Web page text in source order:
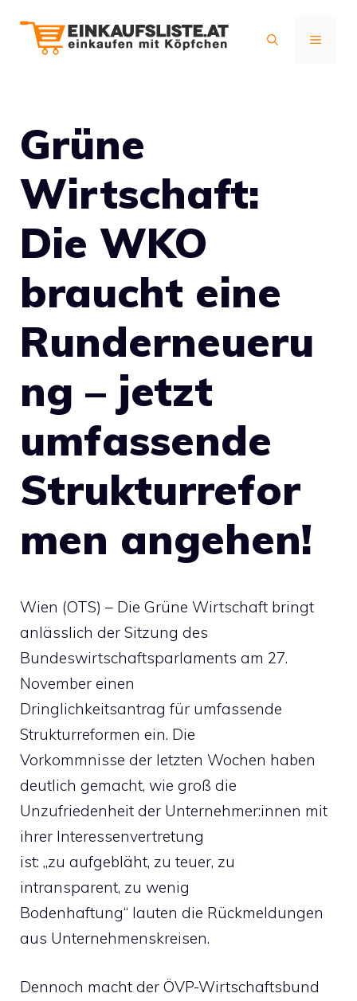
Inhalt
MENÜ
Grüne
Wirtschaft:
Die WKO
braucht eine
Runderneueru
ng – jetzt
umfassende
Strukturrefor
men angehen!
Wien (OTS) – Die Grüne Wirtschaft bringt
anlässlich der Sitzung des
Bundeswirtschaftsparlaments am 27.
November einen
Dringlichkeitsantrag für umfassende
Strukturreformen ein. Die
Vorkommnisse der letzten Wochen haben
deutlich gemacht, wie groß die
Unzufriedenheit der Unternehmer:innen mit
ihrer Interessenvertretung
ist: „zu aufgebläht, zu teuer, zu
intransparent, zu wenig
Bodenhaftung“ lauten die Rückmeldungen
aus Unternehmenskreisen.
Dennoch macht der ÖVP-Wirtschaftsbund